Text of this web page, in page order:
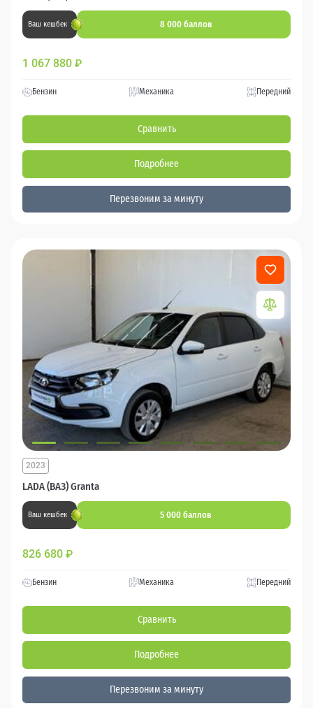
Ваш кешбек 8 000 баллов
1 067 880 ₽
Бензин Механика Передний
Сравнить
Подробнее
Перезвоним за минуту
LADA (ВАЗ) Granta
2023
Ваш кешбек 5 000 баллов
826 680 ₽
Бензин Механика Передний
Сравнить
Подробнее
Перезвоним за минуту